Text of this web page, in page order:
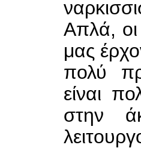
Απλά, οι
μας
πολύ
είναι
στην